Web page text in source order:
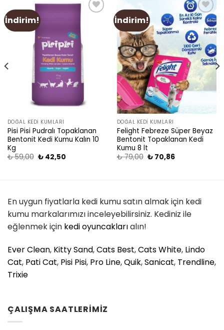
İndirim!
wishlist
DOĞAL KEDI KUMLARI
Pisi Pisi Pudralı Topaklanan
Bentonit Kedi Kumu Kalın 10
Kg
₺59,00 ₺42,50
İndirim!
Add
wishlist
DOĞAL KEDI KUMLARI
Felight Febreze Süper Beyaz
Bentonit Topaklanan Kedi
Kumu 8 lt
₺79,00 ₺70,86
En uygun fiyatlarla kedi kumu satın almak için kedi
kumu markalarımızı inceleyebilirsiniz. Kediniz ile
eğlenmek için kedi oyuncaklarıalın!
Ever Clean, Kitty Sand,Cats Best,Cats White, Lindo
Cat, Pati Cat, Pisi Pisi, Pro Line,Quik,Sanicat, Trendline,
Trixie
ÇALIŞMA SAATLERİMİZ